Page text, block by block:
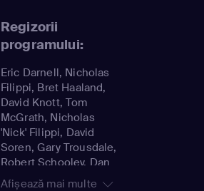
Regizorii
programului:
Eric Darnell, Nicholas
Filippi, Bret Haaland,
David Knott, Tom
McGrath, Nicholas
'Nick' Filippi, David
Soren, Gary Trousdale,
Robert Schooley, Dan
Povenmire, Simon J.
Afișează mai multe